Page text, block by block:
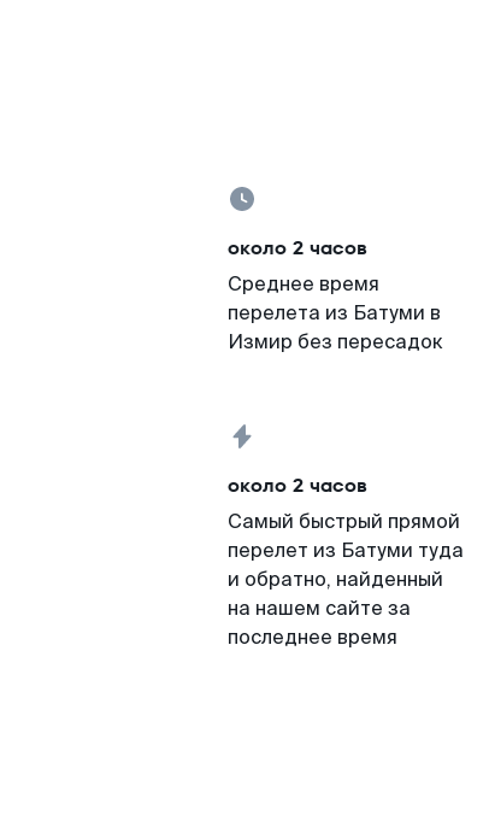
около 2 часов
Среднее время
перелета из Батуми в
Измир без пересадок
около 2 часов
Самый быстрый прямой
перелет из Батуми туда
и обратно, найденный
на нашем сайте за
последнее время